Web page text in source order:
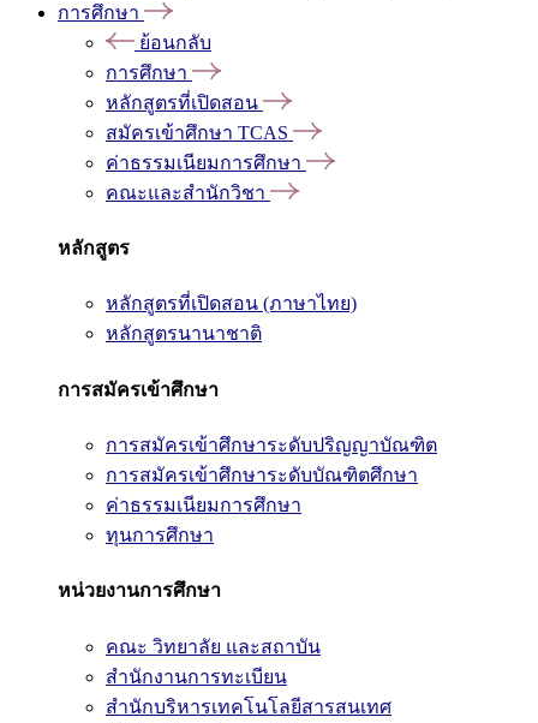
การศึกษา
ย้อนกลับ
การศึกษา
หลักสูตรที่เปิดสอน
สมัครเข้าศึกษา TCAS
ค่าธรรมเนียมการศึกษา
คณะและสำนักวิชา
หลักสูตร
หลักสูตรที่เปิดสอน (ภาษาไทย)
หลักสูตรนานาชาติ
การสมัครเข้าศึกษา
การสมัครเข้าศึกษาระดับปริญญาบัณฑิต
การสมัครเข้าศึกษาระดับบัณฑิตศึกษา
ค่าธรรมเนียมการศึกษา
ทุนการศึกษา
หน่วยงานการศึกษา
คณะ วิทยาลัย และสถาบัน
สำนักงานการทะเบียน
สำนักบริหารเทคโนโลยีสารสนเทศ